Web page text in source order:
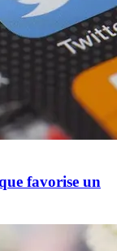
favorise un